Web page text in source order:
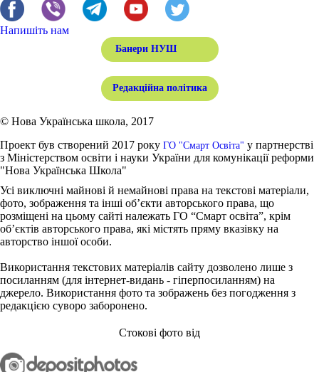
Напишіть нам
Банери НУШ
Редакційна політика
© Нова Українська школа, 2017
Проект був створений 2017 року ГО "Смарт Освіта" у партнерстві
з Міністерством освіти і науки України для комунікації реформи
"Нова Українська Школа"
Усі виключні майнові й немайнові права на текстові матеріали,
фото, зображення та інші об’єкти авторського права, що
розміщені на цьому сайті належать ГО “Смарт освіта”, крім
об’єктів авторського права, які містять пряму вказівку на
авторство іншої особи.
Використання текстових матеріалів сайту дозволено лише з
посиланням (для інтернет-видань - гіперпосиланням) на
джерело. Використання фото та зображень без погодження з
редакцією суворо заборонено.
Стокові фото від